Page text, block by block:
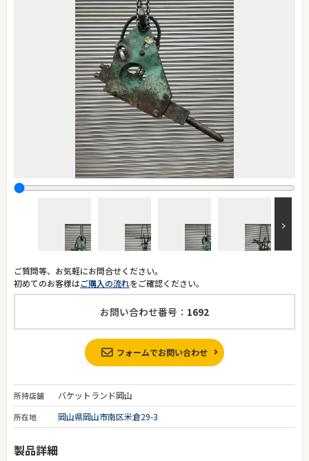
ご質問等、お気軽にお問合せください。
初めてのお客様はご購入の流れをご確認ください。
お問い合わせ番号： 1692
フォームでお問い合わせ
所持店舗 バケットランド岡山
所在地 岡山県岡山市南区米倉29-3
製品詳細